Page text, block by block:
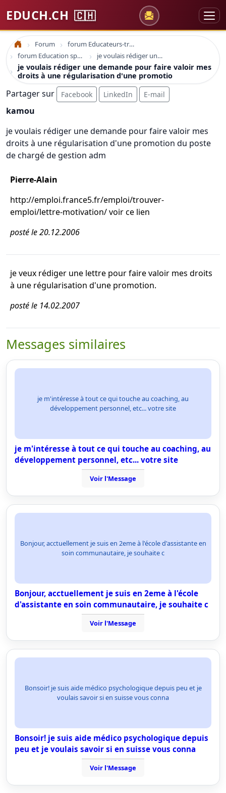
EDUCH.CH 🇨🇭
Accueil Forum
forum Educateurs-trices sociaux
forum Education spécialisée formation
je voulais rédiger une demande pour faire valoir mes droits à une régularisation d'une promotio
je voulais rédiger une demande pour faire valoir mes
droits à une régularisation d'une promotio
Partager sur Facebook LinkedIn E-mail
kamou
je voulais rédiger une demande pour faire valoir mes
droits à une régularisation d'une promotion du poste
de chargé de gestion adm
Pierre-Alain
http://emploi.france5.fr/emploi/trouver-
emploi/lettre-motivation/ voir ce lien
posté le 20.12.2006
je veux rédiger une lettre pour faire valoir mes droits
à une régularisation d'une promotion.
posté le 14.02.2007
Messages similaires
je m'intéresse à tout ce qui touche au coaching, au
développement personnel, etc... votre site
je m'intéresse à tout ce qui touche au coaching, au
développement personnel, etc... votre site
Voir l'Message
Bonjour, acctuellement je suis en 2eme à l'école d'assistante en
soin communautaire, je souhaite c
Bonjour, acctuellement je suis en 2eme à l'école
d'assistante en soin communautaire, je souhaite c
Voir l'Message
Bonsoir! je suis aide médico psychologique depuis peu et je
voulais savoir si en suisse vous conna
Bonsoir! je suis aide médico psychologique depuis
peu et je voulais savoir si en suisse vous conna
Voir l'Message